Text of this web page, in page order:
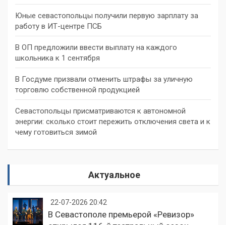
Юные севастопольцы получили первую зарплату за
работу в ИТ-центре ПСБ
В ОП предложили ввести выплату на каждого
школьника к 1 сентября
В Госдуме призвали отменить штрафы за уличную
торговлю собственной продукцией
Севастопольцы присматриваются к автономной
энергии: сколько стоит пережить отключения света и к
чему готовиться зимой
Актуальное
22-07-2026 20:42
В Севастополе премьерой «Ревизор»